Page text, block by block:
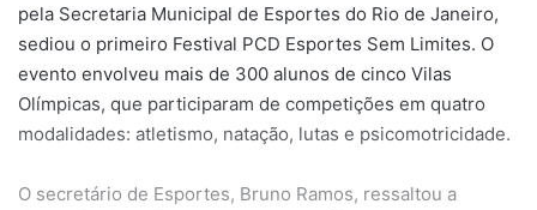
pela Secretaria Municipal de Esportes do Rio de Janeiro,
sediou o primeiro Festival PCD Esportes Sem Limites. O
evento envolveu mais de 300 alunos de cinco Vilas
Olímpicas, que participaram de competições em quatro
modalidades: atletismo, natação, lutas e psicomotricidade.
O secretário de Esportes, Bruno Ramos, ressaltou a